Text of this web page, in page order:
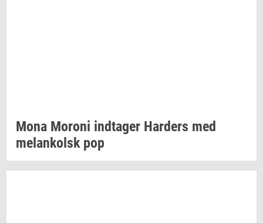
Mona Mor­o­ni ind­ta­ger Har­ders med
melan­kolskpop